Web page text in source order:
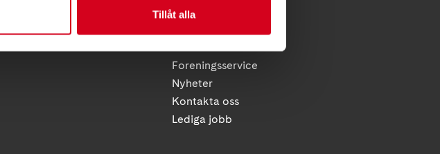
Tillåt alla
HITTA SNABBT
Kalender
Foreningsservice
Nyheter
Kontakta oss
Lediga jobb